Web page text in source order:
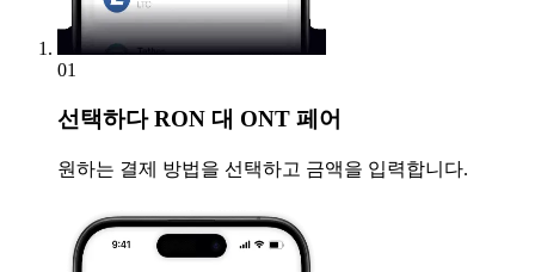
01
선택하다RON 대 ONT 페어
원하는 결제 방법을 선택하고 금액을 입력합니다.